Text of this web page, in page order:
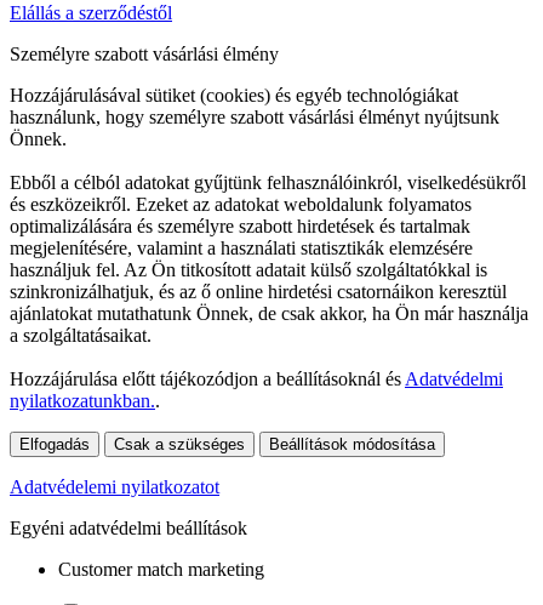
Elállás a szerződéstől
Személyre szabott vásárlási élmény
Hozzájárulásával sütiket (cookies) és egyéb technológiákat
használunk, hogy személyre szabott vásárlási élményt nyújtsunk
Önnek.
Ebből a célból adatokat gyűjtünk felhasználóinkról, viselkedésükről
és eszközeikről. Ezeket az adatokat weboldalunk folyamatos
optimalizálására és személyre szabott hirdetések és tartalmak
megjelenítésére, valamint a használati statisztikák elemzésére
használjuk fel. Az Ön titkosított adatait külső szolgáltatókkal is
szinkronizálhatjuk, és az ő online hirdetési csatornáikon keresztül
ajánlatokat mutathatunk Önnek, de csak akkor, ha Ön már használja
a szolgáltatásaikat.
Hozzájárulása előtt tájékozódjon a beállításoknál és Adatvédelmi
nyilatkozatunkban..
Elfogadás Csak a szükséges Beállítások módosítása
Adatvédelemi nyilatkozatot
Egyéni adatvédelmi beállítások
Customer match marketing